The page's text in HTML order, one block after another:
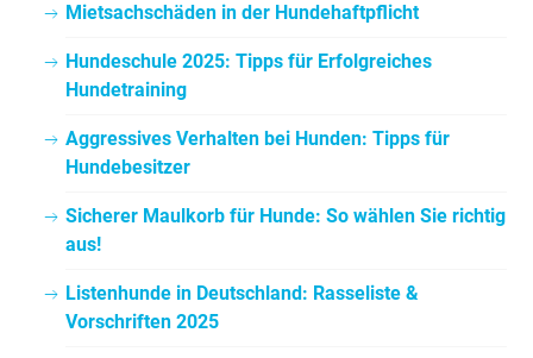
Mietsachschäden in der Hundehaftpflicht
Hundeschule 2025: Tipps für Erfolgreiches
Hundetraining
Aggressives Verhalten bei Hunden: Tipps für
Hundebesitzer
Sicherer Maulkorb für Hunde: So wählen Sie richtig
aus!
Listenhunde in Deutschland: Rasseliste &
Vorschriften 2025